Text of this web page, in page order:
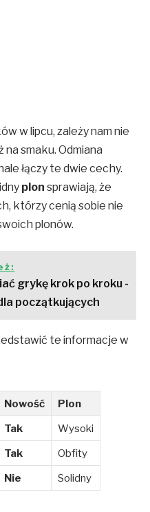
w lipcu, zależy nam nie
smaku. Odmiana
łączy te dwie cechy.
plon sprawiają, że
którzy cenią sobie nie
plonów.
grykę krok po kroku -
początkujących
te informacje w
Nowość
Plon
Tak
Wysoki
Tak
Obfity
Nie Solidny